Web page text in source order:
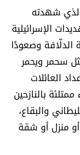
شهدته
الإسرائيلية
الدلّافة وصعودًا
سحمر ويحمر
العائلات
بالنازحين
والبقاع،
منزل أو شقة